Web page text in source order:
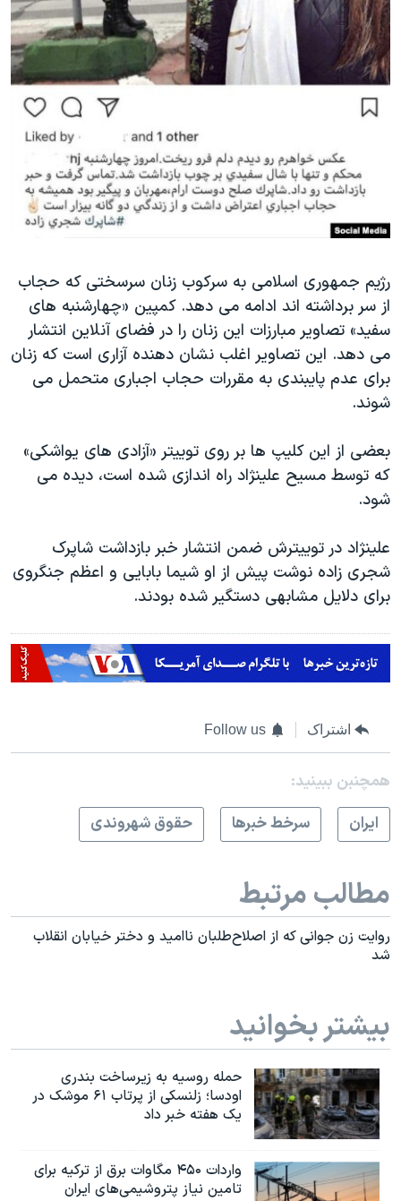
رژیم جمهوری اسلامی به سرکوب زنان سرسختی که حجاب
از سر برداشته اند ادامه می دهد. کمپین «چهارشنبه های
سفید» تصاویر مبارزات این زنان را در فضای آنلاین انتشار
می دهد. این تصاویر اغلب نشان دهنده آزاری است که زنان
برای عدم پایبندی به مقررات حجاب اجباری متحمل می
شوند.
بعضی از این کلیپ ها بر روی توییتر «آزادی های یواشکی»
که توسط مسیح علینژاد راه اندازی شده است، دیده می
شود.
علینژاد در توییترش ضمن انتشار خبر بازداشت شاپرک
شجری زاده نوشت پیش از او شیما بابایی و اعظم جنگروی
برای دلایل مشابهی دستگیر شده بودند.
اشتراک Follow us
همچنبن ببینید:
ايران
سرخط خبرها حقوق شهروندی
مطالب مرتبط
روایت زن جوانی که از اصلاح‌طلبان ناامید و دختر خیابان انقلاب
شد
بیشتر بخوانید
حمله روسیه به زیرساخت بندری
اودسا؛ زلنسکی از پرتاب ۶۱ موشک در
یک هفته خبر داد
واردات ۴۵۰ مگاوات برق از ترکیه برای
تامین نیاز پتروشیمی‌های ایران